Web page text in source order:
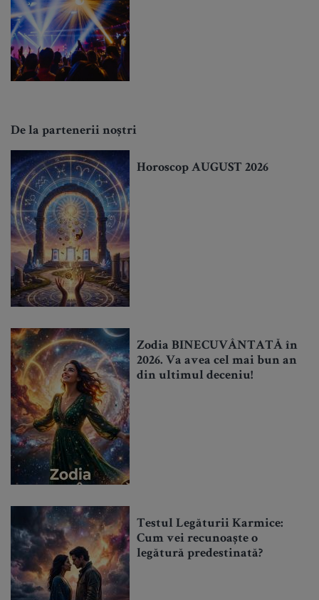
De la partenerii noștri
Horoscop AUGUST 2026
Zodia BINECUVÂNTATĂ în
2026. Va avea cel mai bun an
din ultimul deceniu!
Testul Legăturii Karmice:
Cum vei recunoaște o
legătură predestinată?